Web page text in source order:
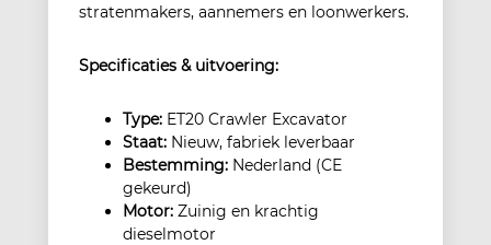
stratenmakers, aannemers en loonwerkers.
Specificaties & uitvoering:
Type: ET20 Crawler Excavator
Staat: Nieuw, fabriek leverbaar
Bestemming: Nederland (CE
gekeurd)
Motor: Zuinig en krachtig
dieselmotor